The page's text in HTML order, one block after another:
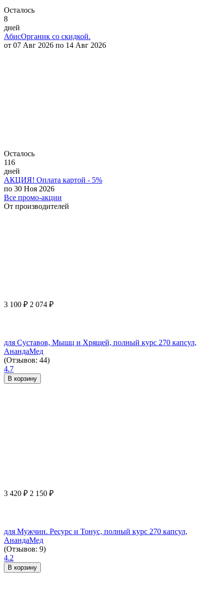
Осталось
8
дней
АбисОрганик со скидкой.
от 07 Авг 2026 по 14 Авг 2026
Осталось
116
дней
АКЦИЯ! Оплата картой - 5%
по 30 Ноя 2026
Все промо-акции
От производителей
3 100 ₽ 2 074 ₽
для Суставов, Мышц и Хрящей, полный курс 270 капсул,
АнандаМед
(Отзывов: 44)
4.7
В корзину
3 420 ₽ 2 150 ₽
для Мужчин. Ресурс и Тонус, полный курс 270 капсул,
АнандаМед
(Отзывов: 9)
4.2
В корзину